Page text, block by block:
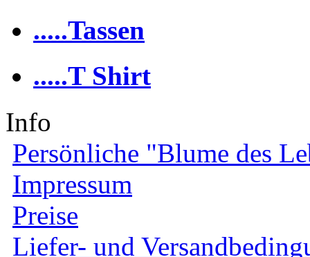
.....Tassen
.....T Shirt
Info
Persönliche "Blume des
Impressum
Preise
Liefer- und